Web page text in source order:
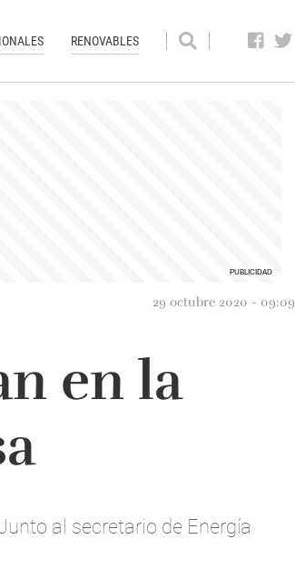
RENOVABLES
29 octubre 2020 - 09:09
en la
al secretario de Energía